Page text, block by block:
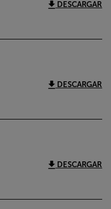
DESCARGAR
DESCARGAR
DESCARGAR